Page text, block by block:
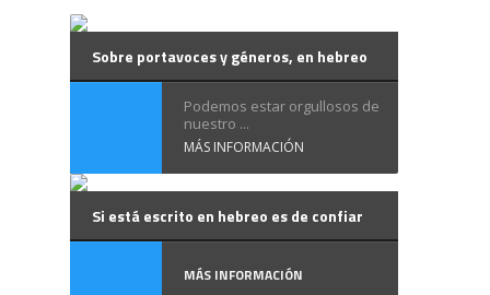
Sobre portavoces y géneros, en hebreo
Podemos estar orgullosos de
nuestro ...
MÁS INFORMACIÓN
Si está escrito en hebreo es de confiar
MÁS INFORMACIÓN